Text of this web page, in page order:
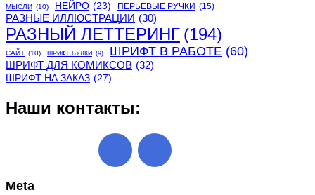
МЫСЛИ (10) НЕЙРО (23) ПЕРЬЕВЫЕ РУЧКИ (15)
РАЗНЫЕ ИЛЛЮСТРАЦИИ (30)
РАЗНЫЙ ЛЕТТЕРИНГ (194)
САЙТ (10) ШРИФТ БУЛКИ (9) ШРИФТ В РАБОТЕ (60)
ШРИФТ ДЛЯ КОМИКСОВ (32)
ШРИФТ НА ЗАКАЗ (27)
Наши контакты:
Meta